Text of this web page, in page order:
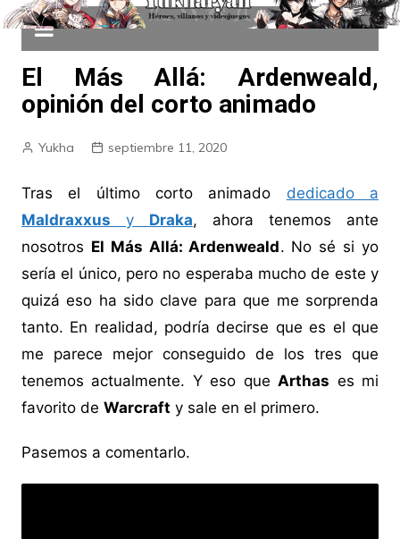
El Más Allá: Ardenweald,
opinión del corto animado
Yukha septiembre 11, 2020
Tras el último corto animado dedicado a
Maldraxxus y Draka, ahora tenemos ante
nosotros El Más Allá: Ardenweald. No sé si yo
sería el único, pero no esperaba mucho de este y
quizá eso ha sido clave para que me sorprenda
tanto. En realidad, podría decirse que es el que
me parece mejor conseguido de los tres que
tenemos actualmente. Y eso queArthas es mi
favorito de Warcraft y sale en el primero.
Pasemos a comentarlo.